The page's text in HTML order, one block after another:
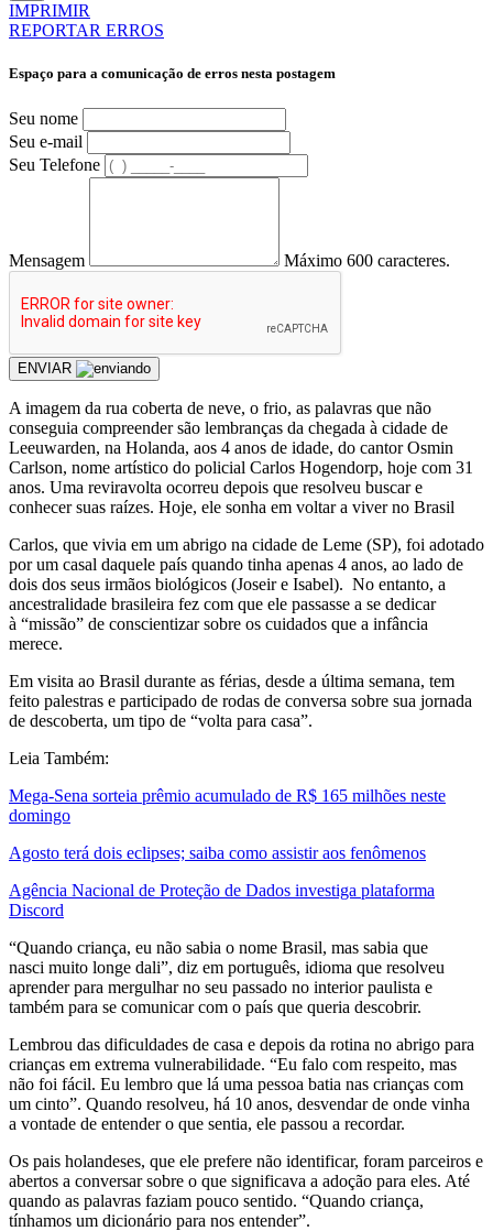
IMPRIMIR
REPORTAR ERROS
Espaço para a comunicação de erros nesta postagem
Seu nome
Seu e-mail
Seu Telefone
Mensagem Máximo 600 caracteres.
ENVIAR
A imagem da rua coberta de neve, o frio, as palavras que não
conseguia compreender são lembranças da chegada à cidade de
Leeuwarden, na Holanda, aos 4 anos de idade, do cantor Osmin
Carlson, nome artístico do policial Carlos Hogendorp, hoje com 31
anos. Uma reviravolta ocorreu depois que resolveu buscar e
conhecer suas raízes. Hoje, ele sonha em voltar a viver no Brasil
Carlos, que vivia em um abrigo na cidade de Leme (SP), foi adotado
por um casal daquele país quando tinha apenas 4 anos, ao lado de
dois dos seus irmãos biológicos (Joseir e Isabel). No entanto, a
ancestralidade brasileira fez com que ele passasse a se dedicar
à “missão” de conscientizar sobre os cuidados que a infância
merece.
Em visita ao Brasil durante as férias, desde a última semana, tem
feito palestras e participado de rodas de conversa sobre sua jornada
de descoberta, um tipo de “volta para casa”.
Leia Também:
Mega-Sena sorteia prêmio acumulado de R$ 165 milhões neste
domingo
Agosto terá dois eclipses; saiba como assistir aos fenômenos
Agência Nacional de Proteção de Dados investiga plataforma
Discord
“Quando criança, eu não sabia o nome Brasil, mas sabia que
nasci muito longe dali”, diz em português, idioma que resolveu
aprender para mergulhar no seu passado no interior paulista e
também para se comunicar com o país que queria descobrir.
Lembrou das dificuldades de casa e depois da rotina no abrigo para
crianças em extrema vulnerabilidade. “Eu falo com respeito, mas
não foi fácil. Eu lembro que lá uma pessoa batia nas crianças com
um cinto”. Quando resolveu, há 10 anos, desvendar de onde vinha
a vontade de entender o que sentia, ele passou a recordar.
Os pais holandeses, que ele prefere não identificar, foram parceiros e
abertos a conversar sobre o que significava a adoção para eles. Até
quando as palavras faziam pouco sentido. “Quando criança,
tínhamos um dicionário para nos entender”.